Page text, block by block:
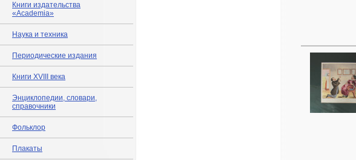
Книги издательства
«Academia»
Наука и техника
Периодические издания
Книги XVIII века
Энциклопедии, словари,
справочники
Фольклор
Плакаты